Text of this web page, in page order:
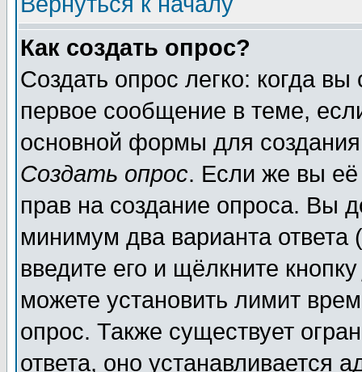
Как создать опрос?
Создать опрос легко: когда
первое сообщение в теме,
основной формы для
Создать опрос. Если же вы её
прав на создание опроса. Вы
минимум два варианта ответа
введите его и щёлкните
можете установить лимит
опрос. Также существует
ответа, оно устанавливается